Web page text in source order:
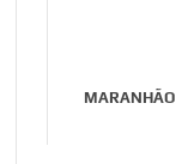
MARANHÃO